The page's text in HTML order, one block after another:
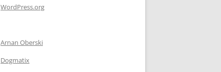
WordPress.org
Arnan Oberski
Dogmatix